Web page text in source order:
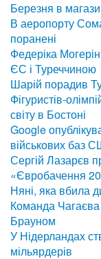
Березня в
В аеропорту
поранені
Федеріка
ЄС і Туреччиною
Шарій порадив
Фігуристів-
світу в Бостоні
Google
військових баз
Сергій Лазарєв
«Євробачення
Няні, яка вбила
Команда Чагаєва
Брауном
У Нідерландах
мільярдерів